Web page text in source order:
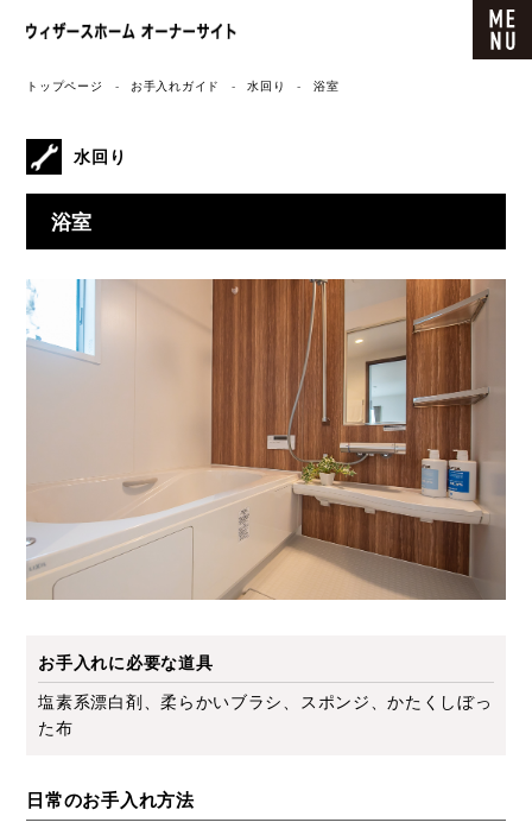
ウィザースホーム オーナーサイト
トップページ お手入れガイド 水回り 浴室
水回り
浴室
お手入れに必要な道具
塩素系漂白剤、柔らかいブラシ、スポンジ、かたくしぼっ
た布
日常のお手入れ方法